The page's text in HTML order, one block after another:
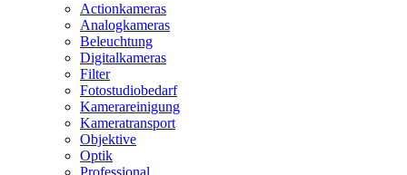
Actionkameras
Analogkameras
Beleuchtung
Digitalkameras
Filter
Fotostudiobedarf
Kamerareinigung
Kameratransport
Objektive
Optik
Professional